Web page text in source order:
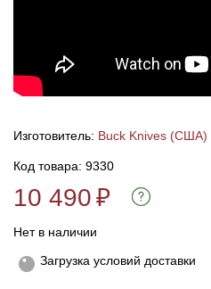
Изготовитель: Buck Knives (США)
Код товара: 9330
10 490₽
Нет в наличии
Загрузка условий доставки
Полочки для лука
Кликеры для лука
Ножи складные